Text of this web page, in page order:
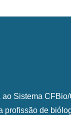
Sistema
profissão de